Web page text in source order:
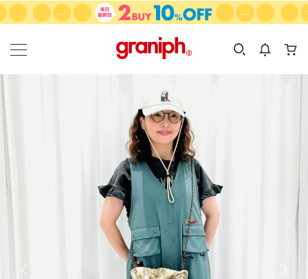
カテゴリーから探す
KIDS
カテゴリ
サイズ